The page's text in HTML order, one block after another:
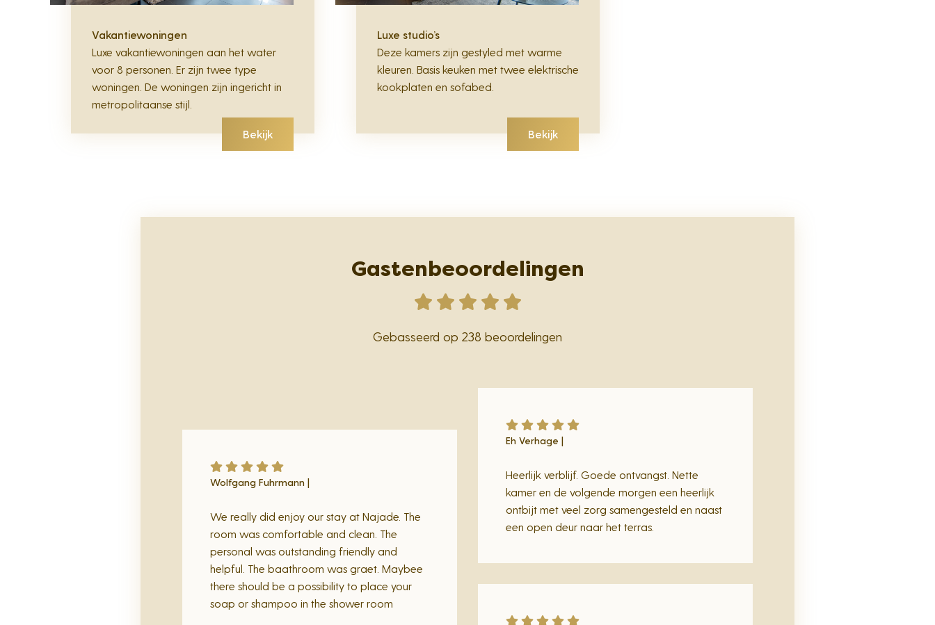
Vakantiewoningen
Luxe vakantiewoningen aan het water
voor 8 personen. Er zijn twee type
woningen. De woningen zijn ingericht in
metropolitaanse stijl.
Bekijk
Luxe studio’s
Deze kamers zijn gestyled met warme
kleuren. Basis keuken met twee elektrische
kookplaten en sofabed.
Bekijk
Gastenbeoordelingen
Gebasseerd op 238 beoordelingen
Wolfgang Fuhrmann |
We really did enjoy our stay at Najade. The
room was comfortable and clean. The
personal was outstanding friendly and
helpful. The baathroom was graet. Maybee
there should be a possibility to place your
soap or shampoo in the shower room
Eh Verhage |
Heerlijk verblijf. Goede ontvangst. Nette
kamer en de volgende morgen een heerlijk
ontbijt met veel zorg samengesteld en naast
een open deur naar het terras.